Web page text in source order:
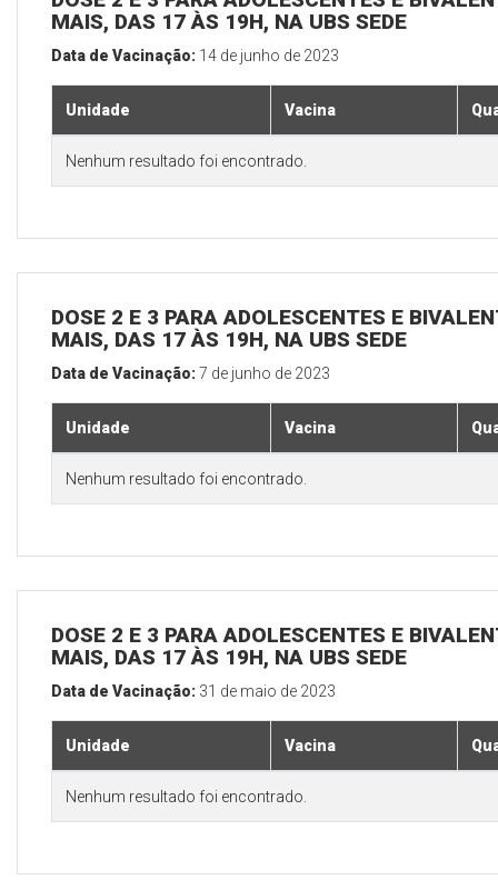
MAIS, DAS 17 ÀS 19H, NA UBS SEDE
Data de Vacinação: 14 de junho de 2023
Unidade Vacina
Nenhum resultado foi encontrado.
DOSE 2 E 3 PARA ADOLESCENTES E
MAIS, DAS 17 ÀS 19H, NA UBS SEDE
Data de Vacinação:7 de junho de 2023
Unidade Vacina
Nenhum resultado foi encontrado.
DOSE 2 E 3 PARA ADOLESCENTES E
MAIS, DAS 17 ÀS 19H, NA UBS SEDE
Data de Vacinação: 31 de maio de 2023
Unidade Vacina
Nenhum resultado foi encontrado.